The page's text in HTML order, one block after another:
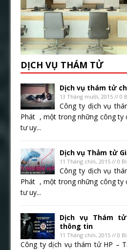
DỊCH VỤ THÁM TỬ
Dịch vụ thám tử
13 Tháng mười, 2015 // 0
Công ty dịch vụ
Phát , một trong những công ty
tư uy...
Dịch vụ Thảm tử
11 Tháng chín, 2015 // 0
Công ty dịch vụ
Phát , một trong những công ty
tư uy...
Dịch vụ Thám
thông tin
11 Tháng chín, 2015 // 0
Công ty dịch vụ thám tử HP –